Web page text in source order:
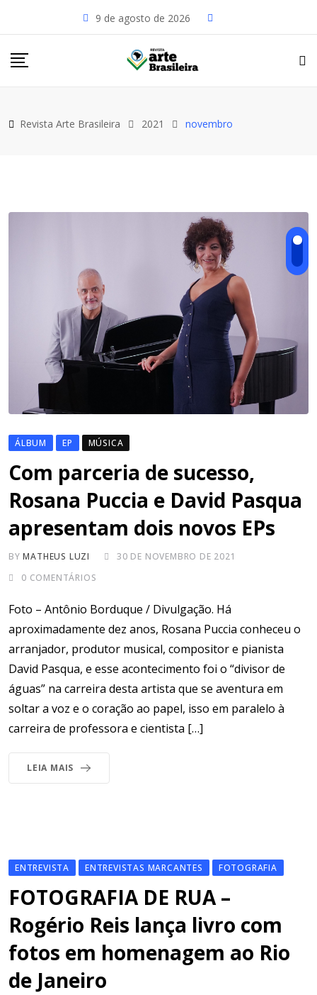
9 de agosto de 2026
Revista Arte Brasileira 2021 novembro
ÁLBUM EP MÚSICA
Com parceria de sucesso,
Rosana Puccia e David Pasqua
apresentam dois novos EPs
BYMATHEUS LUZI
30 DE NOVEMBRO DE 2021
0 COMENTÁRIOS
Foto – Antônio Borduque / Divulgação. Há
aproximadamente dez anos, Rosana Puccia conheceu o
arranjador, produtor musical, compositor e pianista
David Pasqua, e esse acontecimento foi o “divisor de
águas” na carreira desta artista que se aventura em
soltar a voz e o coração ao papel, isso em paralelo à
carreira de professora e cientista […]
LEIA MAIS
ENTREVISTA ENTREVISTAS MARCANTES FOTOGRAFIA
FOTOGRAFIA DE RUA –
Rogério Reis lança livro com
fotos em homenagem ao Rio
de Janeiro